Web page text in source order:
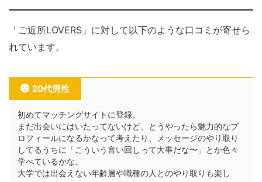
「ご近所LOVERS」に対して以下のような口コミが寄せら
れています。
20代男性
初めてマッチングサイトに登録。
まだ出会いにはいたってないけど、とうやったら魅力的なプ
ロフィールになるかなって考えたり、メッセージのやり取り
してるうちに「こういう言い回しって大事だな〜」とか色々
学べているかな。
大学では出会えない年齢層や職種の人とのやり取りも楽し